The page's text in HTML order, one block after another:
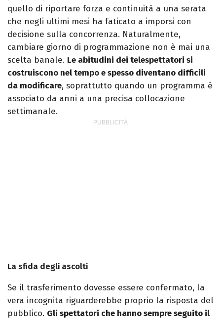
quello di riportare forza e continuità a una serata
che negli ultimi mesi ha faticato a imporsi con
decisione sulla concorrenza. Naturalmente,
cambiare giorno di programmazione non è mai una
scelta banale. Le abitudini dei telespettatori si
costruiscono nel tempo e spesso diventano difficili
da modificare, soprattutto quando un programma è
associato da anni a una precisa collocazione
settimanale.
La sfida degli ascolti
Se il trasferimento dovesse essere confermato, la
vera incognita riguarderebbe proprio la risposta del
pubblico. Gli spettatori che hanno sempre seguito il